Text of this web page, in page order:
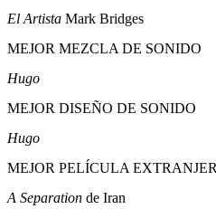
El Artista Mark Bridges
MEJOR MEZCLA DE SONIDO
Hugo
MEJOR DISEÑO DE SONIDO
Hugo
MEJOR PELÍCULA
A Separation de Iran